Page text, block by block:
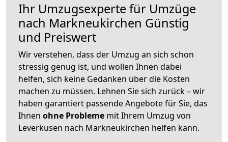
Ihr Umzugsexperte für Umzüge
nach Markneukirchen Günstig
und Preiswert
Wir verstehen, dass der Umzug an sich schon
stressig genug ist, und wollen Ihnen dabei
helfen, sich keine Gedanken über die Kosten
machen zu müssen. Lehnen Sie sich zurück – wir
haben garantiert passende Angebote für Sie, das
Ihnen ohne Probleme mit Ihrem Umzug von
Leverkusen nach Markneukirchen helfen kann.